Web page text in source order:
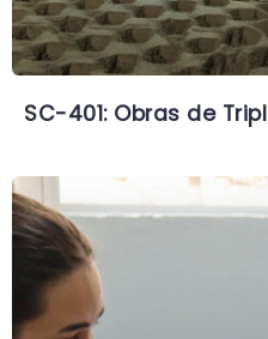
SC-401: Obras de